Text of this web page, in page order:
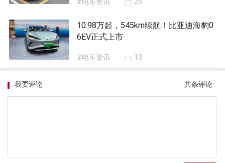
#电车资讯 25
10.98万起，545km续航！比亚迪海豹0
6EV正式上市
#电车资讯 13
共条评论
我要评论